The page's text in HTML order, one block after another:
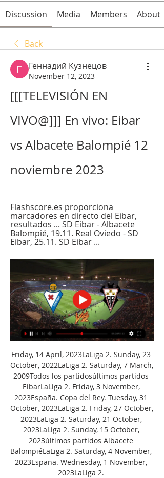
Discussion Media Members About
Back
Геннадий Кузнецов
November 12, 2023
[[[TELEVISIÓN EN
VIVO@]]] En vivo: Eibar
vs Albacete Balompié 12
noviembre 2023
Flashscore.es proporciona
marcadores en directo del Eibar,
resultados ... SD Eibar - Albacete
Balompié, 19.11. Real Oviedo - SD
Eibar, 25.11. SD Eibar ...
Friday, 14 April, 2023LaLiga 2. Sunday, 23
October, 2022LaLiga 2. Saturday, 7 March,
2009Todos los partidosúltimos partidos
EibarLaLiga 2. Friday, 3 November,
2023España. Copa del Rey. Tuesday, 31
October, 2023LaLiga 2. Friday, 27 October,
2023LaLiga 2. Saturday, 21 October,
2023LaLiga 2. Sunday, 15 October,
2023últimos partidos Albacete
BalompiéLaLiga 2. Saturday, 4 November,
2023España. Wednesday, 1 November,
2023LaLiga 2.